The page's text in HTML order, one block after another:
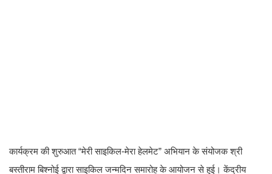
कार्यक्रम की शुरुआत “मेरी साइकिल-मेरा हेलमेट” अभियान के संयोजक श्री
बस्तीराम बिश्नोई द्वारा साइकिल जन्मदिन समारोह के आयोजन से हुई। केंद्रीय